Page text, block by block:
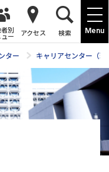
Menu
別
ー アクセス 検索
ター キャリアセンター（理